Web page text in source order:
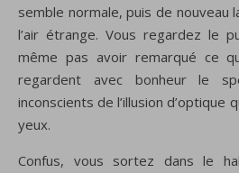
semble normale, puis de nouveau
l’air étrange. Vous regardez le
même pas avoir remarqué ce
regardent avec bonheur le
inconscients de l’illusion d’optique
yeux.
Confus, vous sortez dans le